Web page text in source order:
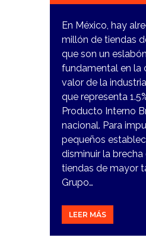
En México, hay
millón de tiendas
que son un eslabón
fundamental en la
valor de la
que representa
Producto Interno
nacional. Para
pequeños
disminuir la
tiendas de mayor
Grupo…
LEER MÁS
10